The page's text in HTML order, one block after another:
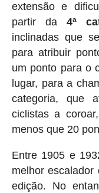
extensão e
partir da 4ª
inclinadas que
para atribuir
um ponto para o
lugar, para a
categoria, que
ciclistas a
menos que 20
Entre 1905 e
melhor
edição. No